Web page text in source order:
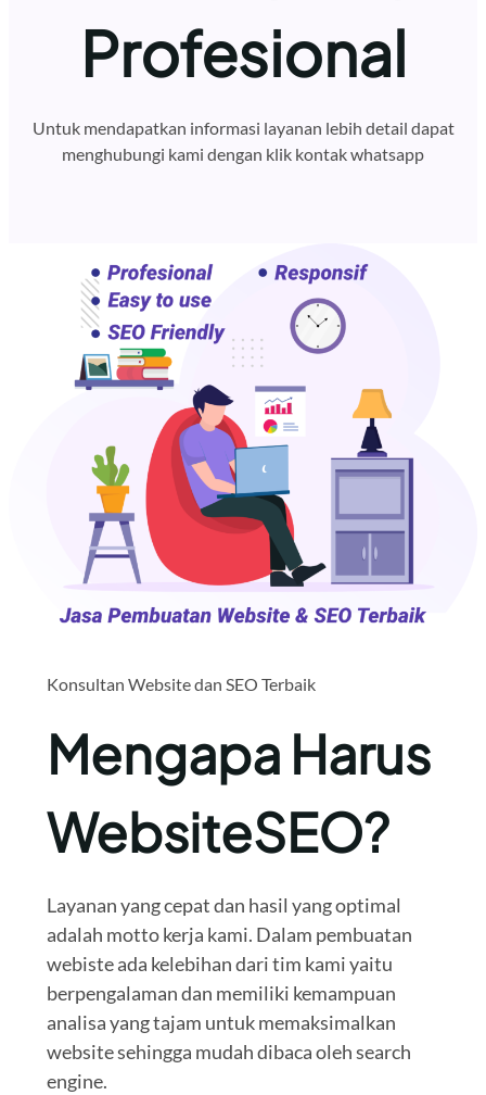
Profesional
Untuk mendapatkan informasi layanan lebih detail dapat
menghubungi kami dengan klik kontak whatsapp
Konsultan Website dan SEO Terbaik
Mengapa Harus
WebsiteSEO?
Layanan yang cepat dan hasil yang optimal
adalah motto kerja kami. Dalam pembuatan
webiste ada kelebihan dari tim kami yaitu
berpengalaman dan memiliki kemampuan
analisa yang tajam untuk memaksimalkan
website sehingga mudah dibaca oleh search
engine.